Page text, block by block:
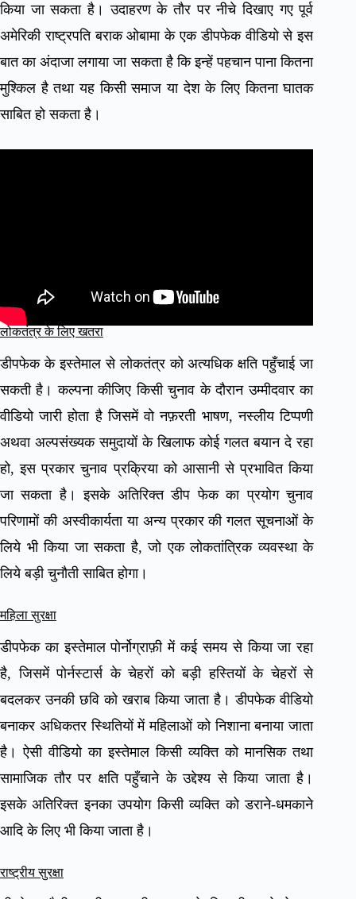
किया जा सकता है। उदाहरण के तौर पर नीचे दिखाए गए पूर्व
अमेरिकी राष्ट्रपति बराक ओबामा के एक डीपफेक वीडियो से इस
बात का अंदाजा लगाया जा सकता है कि इन्हें पहचान पाना कितना
मुश्किल है तथा यह किसी समाज या देश के लिए कितना घातक
साबित हो सकता है।
लोकतंत्र के लिए खतरा
डीपफेक के इस्तेमाल से लोकतंत्र को अत्यधिक क्षति पहुँचाई जा
सकती है। कल्पना कीजिए किसी चुनाव के दौरान उम्मीदवार का
वीडियो जारी होता है जिसमें वो नफ़रती भाषण, नस्लीय टिप्पणी
अथवा अल्पसंख्यक समुदायों के खिलाफ कोई गलत बयान दे रहा
हो, इस प्रकार चुनाव प्रक्रिया को आसानी से प्रभावित किया
जा सकता है। इसके अतिरिक्त डीप फेक का प्रयोग चुनाव
परिणामों की अस्वीकार्यता या अन्य प्रकार की गलत सूचनाओं के
लिये भी किया जा सकता है, जो एक लोकतांत्रिक व्यवस्था के
लिये बड़ी चुनौती साबित होगा।
महिला सुरक्षा
डीपफेक का इस्तेमाल पोर्नोग्राफ़ी में कई समय से किया जा रहा
है, जिसमें पोर्नस्टार्स के चेहरों को बड़ी हस्तियों के चेहरों से
बदलकर उनकी छवि को खराब किया जाता है। डीपफेक वीडियो
बनाकर अधिकतर स्थितियों में महिलाओं को निशाना बनाया जाता
है। ऐसी वीडियो का इस्तेमाल किसी व्यक्ति को मानसिक तथा
सामाजिक तौर पर क्षति पहुँचाने के उद्देश्य से किया जाता है।
इसके अतिरिक्त इनका उपयोग किसी व्यक्ति को डराने-धमकाने
आदि के लिए भी किया जाता है।
राष्ट्रीय सुरक्षा